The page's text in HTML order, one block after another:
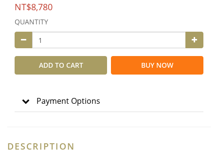
NT$8,780
QUANTITY
ADD TO CART BUY NOW
Payment Options
DESCRIPTION